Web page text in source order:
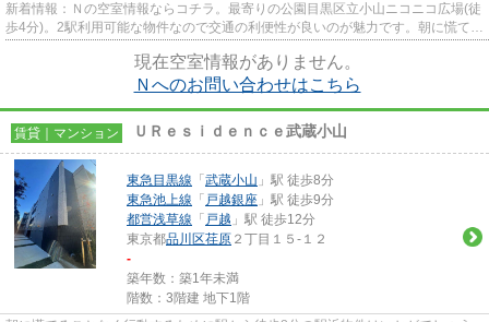
新着情報：Ｎの空室情報ならコチラ。最寄りの公園目黒区立小山ニコニコ広場(徒
歩4分)。2駅利用可能な物件なので交通の利便性が良いのが魅力です。朝に慌てる
現在空室情報がありません。
Ｎへのお問い合わせはこちら
賃貸｜マンション ＵＲｅｓｉｄｅｎｃｅ武蔵小山
東急目黒線 「 武蔵小山 」駅 徒歩8分
東急池上線 「 戸越銀座 」駅 徒歩9分
都営浅草線 「 戸越 」駅 徒歩12分
東京都品川区荏原 ２丁目１５-１２
-
築年数：築1年未満
階数：3階建 地下1階